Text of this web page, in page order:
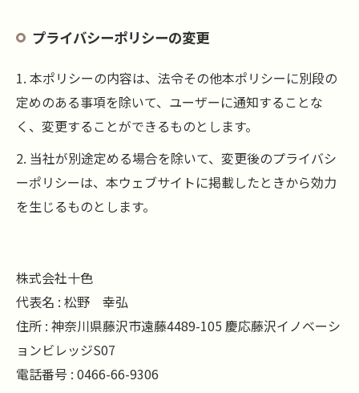
プライバシーポリシーの変更
1. 本ポリシーの内容は、法令その他本ポリシーに別段の
定めのある事項を除いて、ユーザーに通知することな
く、変更することができるものとします。
2. 当社が別途定める場合を除いて、変更後のプライバシ
ーポリシーは、本ウェブサイトに掲載したときから効力
を生じるものとします。
株式会社十色
代表名 : 松野 幸弘
住所 : 神奈川県藤沢市遠藤4489-105 慶応藤沢イノベーシ
ョンビレッジS07
電話番号 : 0466-66-9306